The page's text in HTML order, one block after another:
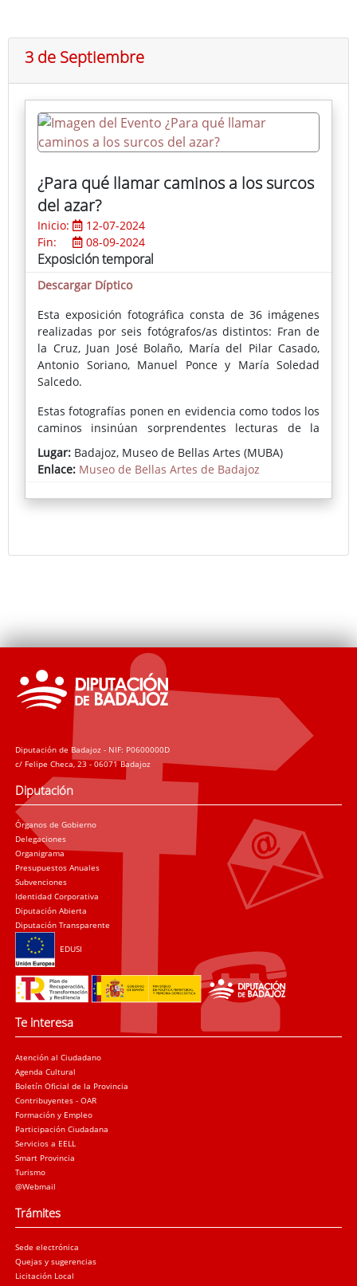
3 de Septiembre
¿Para qué llamar caminos a los surcos
del azar?
Inicio:
12-07-2024
Fin:
08-09-2024
Exposición temporal
Descargar Díptico
Esta exposición fotográfica consta de 36 imágenes
realizadas por seis fotógrafos/as distintos: Fran de
la Cruz, Juan José Bolaño, María del Pilar Casado,
Antonio Soriano, Manuel Ponce y María Soledad
Salcedo.
Estas fotografías ponen en evidencia como todos los
caminos insinúan sorprendentes lecturas de la
arquitectura del edificio, de algunas de las piezas y
artistas de la colección, de la vida secreta de
personajes emblemáticos de la misma,
reinterpretaciones impactantes de iconografías
Lugar: Badajoz, Museo de Bellas Artes (MUBA)
Enlace: Museo de Bellas Artes de Badajoz
Diputación de Badajoz - NIF: P0600000D
c/ Felipe Checa, 23 - 06071 Badajoz
Diputación
Órganos de Gobierno
Delegaciones
Organigrama
Presupuestos Anuales
Subvenciones
Identidad Corporativa
Diputación Abierta
Diputación Transparente
EDUSI
Te interesa
Atención al Ciudadano
Agenda Cultural
Boletín Oficial de la Provincia
Contribuyentes - OAR
Formación y Empleo
Participación Ciudadana
Servicios a EELL
Smart Provincia
Turismo
@Webmail
Trámites
Sede electrónica
Quejas y sugerencias
Licitación Local